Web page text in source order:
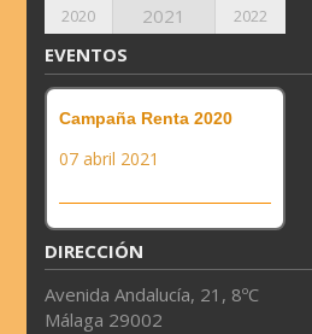
2020 2021 2022
EVENTOS
Campaña Renta 2020
07 abril 2021
DIRECCIÓN
Avenida Andalucía, 21, 8ºC
Málaga 29002